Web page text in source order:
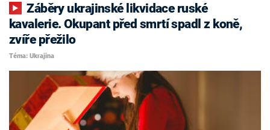
Záběry ukrajinské likvidace ruské
kavalerie. Okupant před smrtí spadl z koně,
zvíře přežilo
Téma: Ukrajina